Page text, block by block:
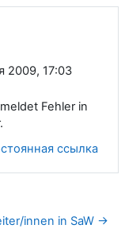
2009, 17:03
Fehler in
ссылка
innen in SaW →